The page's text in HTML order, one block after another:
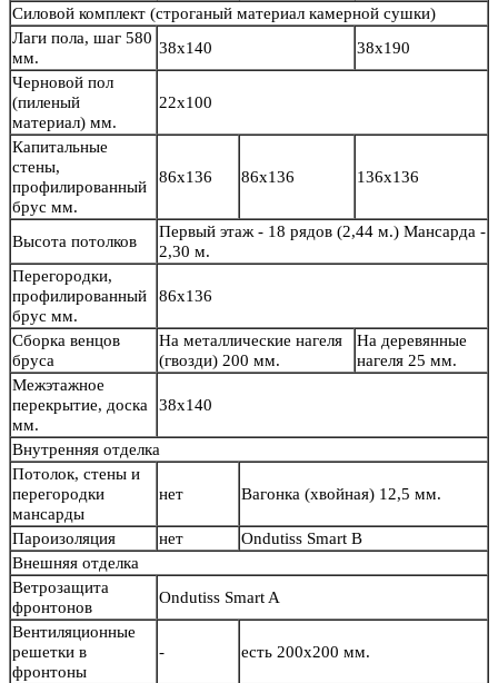
Силовой комплект (строганый материал камерной сушки)
Лаги пола, шаг 580
мм.
38х140
38х190
Черновой пол
(пиленый
материал) мм.
22х100
Капитальные
стены,
профилированный
брус мм.
86х136 86х136 136х136
Высота потолков
Первый этаж - 18 рядов (2,44 м.) Мансарда -
2,30 м.
Перегородки,
профилированный
брус мм.
86х136
Сборка венцов
бруса
На металлические нагеля
(гвозди) 200 мм.
На деревянные
нагеля 25 мм.
Межэтажное
перекрытие, доска
мм.
38х140
Внутренняя отделка
Потолок, стены и
перегородки
мансарды
нет Вагонка (хвойная) 12,5 мм.
Пароизоляция нет
Ondutiss Smart B
Внешняя отделка
Ветрозащита
фронтонов
Ondutiss Smart A
Вентиляционные
решетки в
фронтоны
- есть 200х200 мм.